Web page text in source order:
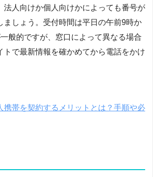
法人向けか個人向けかによっても番号が
ましょう。受付時間は平日の午前9時か
般的ですが、窓口によって異なる場合
トで最新情報を確かめてから電話をかけ
携帯を契約するメリットとは？手順や必